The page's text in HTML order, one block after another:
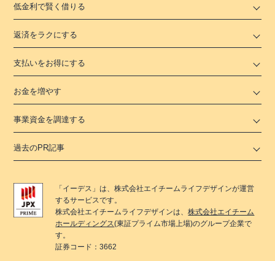
低金利で賢く借りる
返済をラクにする
支払いをお得にする
お金を増やす
事業資金を調達する
過去のPR記事
「 イーデス 」は、株式会社エイチームライフデザインが運営
するサービスです。
株式会社エイチームライフデザインは、株式会社エイチーム
ホールディングス(東証プライム市場上場)のグループ企業で
す。
証券コード：3662